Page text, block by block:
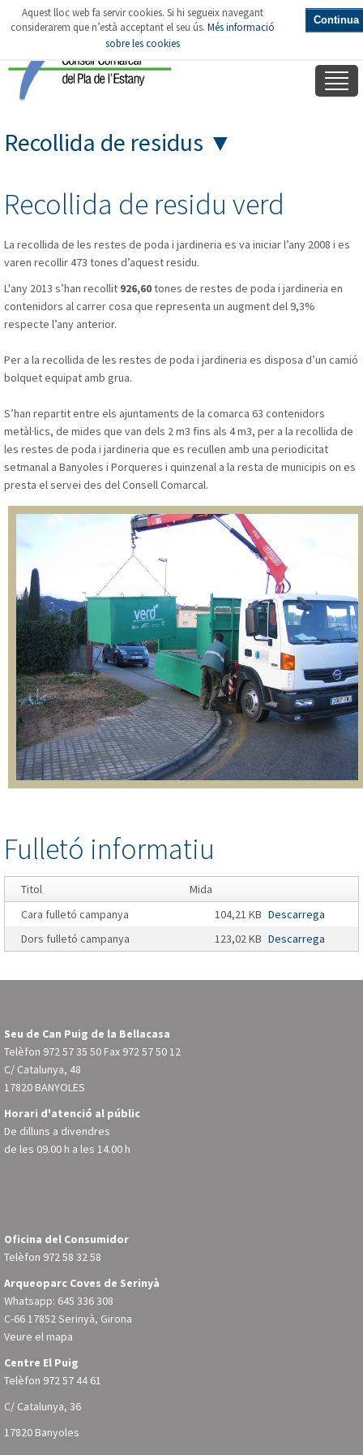
Recollida de residus ▼
Recollida de residu verd
La recollida de les restes de poda i jardineria es va iniciar l’any 2008 i es
varen recollir 473 tones d’aquest residu.
L'any 2013 s’han recollit 926,60tones de restes de poda i jardineria en
contenidors al carrer cosa que representa un augment del 9,3%
respecte l’any anterior.
Per a la recollida de les restes de poda i jardineria es disposa d’un camió
bolquet equipat amb grua.
S’han repartit entre els ajuntaments de la comarca 63 contenidors
metàl·lics, de mides que van dels 2 m3 fins als 4 m3, per a la recollida de
les restes de poda i jardineria que es recullen amb una periodicitat
setmanal a Banyoles i Porqueres i quinzenal a la resta de municipis on es
presta el servei des del Consell Comarcal.
Fulletó informatiu
Titol
Mida
Cara fulletó campanya
104,21 KB Descarrega
Dors fulletó campanya
123,02 KB Descarrega
Seu de Can Puig de la Bellacasa
Telèfon 972 57 35 50 Fax 972 57 50 12
C/ Catalunya, 48
17820 BANYOLES
Horari d'atenció al públic
De dilluns a divendres
de les 09.00 h a les 14.00 h
Oficina del Consumidor
Telèfon 972 58 32 58
Arqueoparc Coves de Serinyà
Whatsapp: 645 336 308
C-66 17852 Serinyà, Girona
Veure el mapa
Centre El Puig
Telèfon 972 57 44 61
C/ Catalunya, 36
17820 Banyoles
Aquest lloc web fa servir cookies. Si hi segueix navegant
considerarem que n’està acceptant el seu ús. Més informació
sobre les cookies
Continua